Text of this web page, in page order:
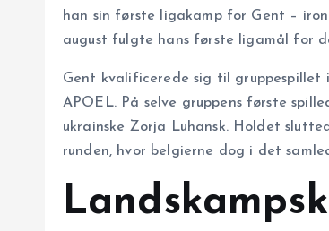
han sin første ligakamp for Gent –
august fulgte hans første ligamål for
Gent kvalificerede sig til gruppespillet
APOEL. På selve gruppens første
ukrainske Zorja Luhansk. Holdet
runden, hvor belgierne dog i det